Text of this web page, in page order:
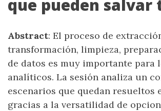
que pueden salvar
Abstract: El proceso de
transformación, limpieza,
de datos es muy importante para
analíticos. La sesión analiza un
escenarios que quedan resueltos
gracias a la versatilidad de